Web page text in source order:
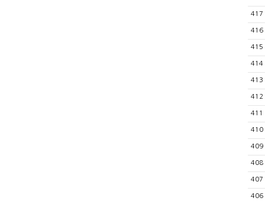
417
416
415
414
413
412
411
410
409
408
407
406